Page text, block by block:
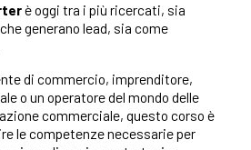
è oggi tra i più ricercati, sia
generano lead, sia come
di commercio, imprenditore,
o un operatore del mondo delle
commerciale, questo corso è
le competenze necessarie per